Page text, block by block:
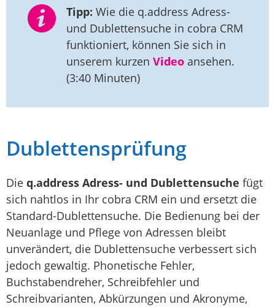
Tipp: Wie die q.address Adress-
und Dublettensuche in cobra CRM
funktioniert, können Sie sich in
unserem kurzen Video ansehen.
(3:40 Minuten)
Dublettensprüfung
Die q.address Adress- und Dublettensuche fügt
sich nahtlos in Ihr cobra CRM ein und ersetzt die
Standard-Dublettensuche. Die Bedienung bei der
Neuanlage und Pflege von Adressen bleibt
unverändert, die Dublettensuche verbessert sich
jedoch gewaltig. Phonetische Fehler,
Buchstabendreher, Schreibfehler und
Schreibvarianten, Abkürzungen und Akronyme,